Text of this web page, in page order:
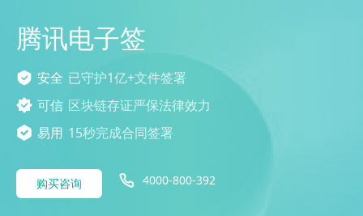
腾讯电子签
安全 已守护1亿+文件签署
可信 区块链存证严保法律效力
易用 15秒完成合同签署
购买咨询 4000-800-392